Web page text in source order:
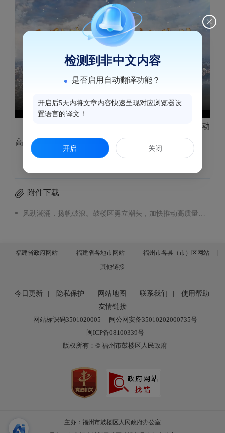
风劲潮涌，扬帆破浪。鼓楼区勇立潮头，加快推动
高质量发展！
附件下载
风劲潮涌，扬帆破浪。鼓楼区勇立潮头，加快推动高质量发展！.mp4
福建省政府网站 福建省各地市网站
福州市各县（市）区网站
其他链接
今日更新 隐私保护 网站地图 联系我们 使用帮助
友情链接
网站标识码3501020005
闽公网安备35010202000735号
闽ICP备08100339号
版权所有：© 福州市鼓楼区人民政府
主办：福州市鼓楼区人民政府办公室
检测到非中文内容
是否启用自动翻译功能？
开启后5天内将文章内容快速呈现对应浏览器设
置语言的译文！
开启 关闭